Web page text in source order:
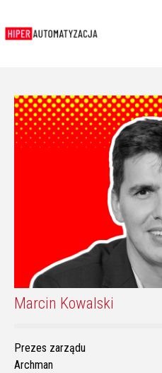
Marcin Kowalski
Prezes zarządu
Archman